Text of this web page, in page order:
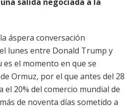
áspera conversación
lunes entre Donald Trump y
el momento en que se
Ormuz, por el que antes del 28
20% del comercio mundial de
de noventa días sometido a